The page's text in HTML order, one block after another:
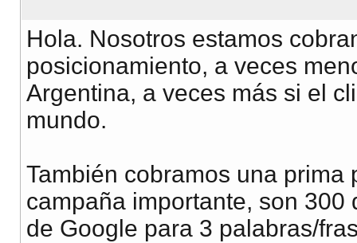
Hola. Nosotros estamos
posicionamiento, a veces
Argentina, a veces más si el
mundo.
También cobramos una
campaña importante, son
de Google para 3 palabras/